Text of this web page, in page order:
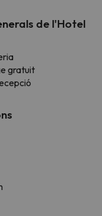
de l'Hotel
gratuit